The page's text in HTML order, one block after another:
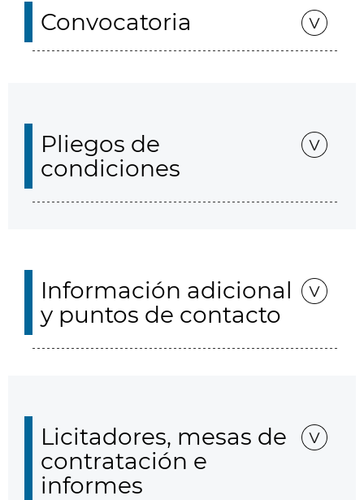
Convocatoria
Pliegos de
condiciones
Información adicional
y puntos de contacto
Licitadores, mesas de
contratación e
informes